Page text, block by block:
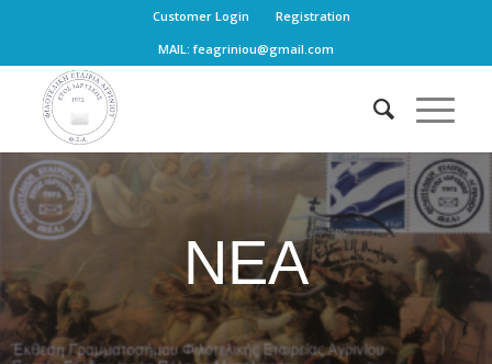
Customer Login
Registration
MAIL: feagriniou@gmail.com
ΝΕΑ